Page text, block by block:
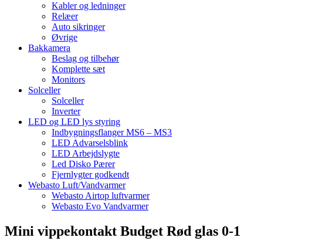
Kabler og ledninger
Relæer
Auto sikringer
Øvrige
Bakkamera
Beslag og tilbehør
Komplette sæt
Monitors
Solceller
Solceller
Inverter
LED og LED lys styring
Indbygningsflanger MS6 – MS3
LED Advarselsblink
LED Arbejdslygte
Led Disko Pærer
Fjernlygter godkendt
Webasto Luft/Vandvarmer
Webasto Airtop luftvarmer
Webasto Evo Vandvarmer
Mini vippekontakt Budget Rød glas 0-1